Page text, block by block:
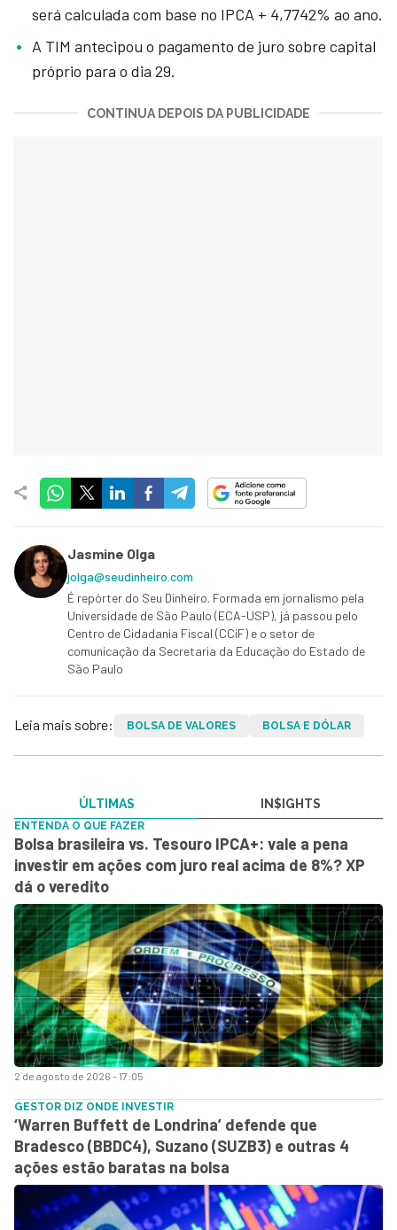
será calculada com base no IPCA + 4,7742% ao ano.
A TIM antecipou o pagamento de juro sobre capital
próprio para o dia 29.
CONTINUA DEPOIS DA PUBLICIDADE
Jasmine Olga
jolga@seudinheiro.com
É repórter do Seu Dinheiro. Formada em jornalismo pela
Universidade de São Paulo (ECA-USP), já passou pelo
Centro de Cidadania Fiscal (CCiF) e o setor de
comunicação da Secretaria da Educação do Estado de
São Paulo
Leia mais sobre: BOLSA DE VALORES BOLSA E DÓLAR
ÚLTIMAS IN$IGHTS
2 de agosto de 2026 - 17:05
ENTENDA O QUE FAZER
Bolsa brasileira vs. Tesouro IPCA+: vale a pena
investir em ações com juro real acima de 8%? XP
dá o veredito
GESTOR DIZ ONDE INVESTIR
‘Warren Buffett de Londrina’ defende que
Bradesco (BBDC4), Suzano (SUZB3) e outras 4
ações estão baratas na bolsa